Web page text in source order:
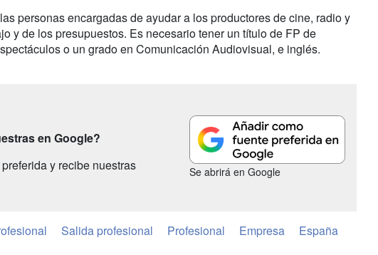
personas encargadas de ayudar a los productores de cine, radio y
y de los presupuestos. Es necesario tener un título de FP de
o un grado en Comunicación Audiovisual, e inglés.
en Google?
y recibe nuestras
Se abrirá en Google
Salida profesional Profesional Empresa
España